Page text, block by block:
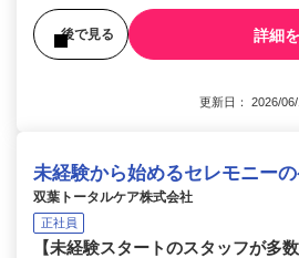
後で見る 詳細
更新日： 2026/
未経験から始めるセレモニー
双葉トータルケア株式会社
正社員
【未経験スタートのスタッフが多